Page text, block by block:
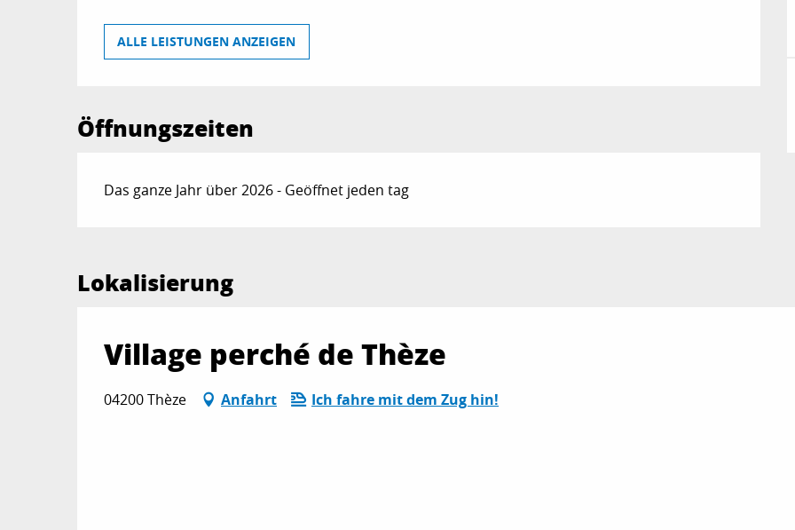
ALLE LEISTUNGEN ANZEIGEN
Öffnungszeiten
Das ganze Jahr über 2026 - Geöffnet jeden tag
Lokalisierung
Village perché de Thèze
04200 Thèze Anfahrt Ich fahre mit dem Zug hin!